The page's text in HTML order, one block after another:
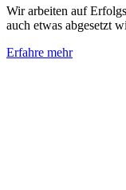
Wir arbeiten auf
auch etwas abgesetzt
Erfahre mehr